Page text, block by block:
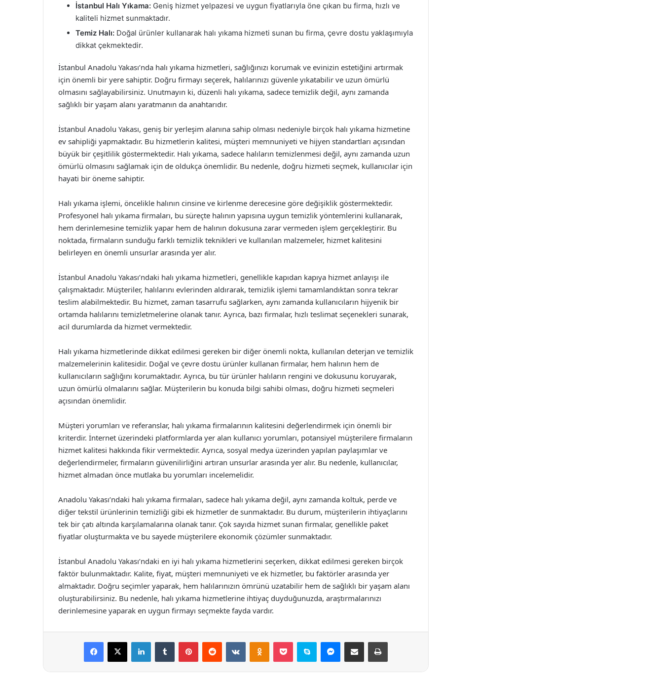
İstanbul Halı Yıkama: Geniş hizmet yelpazesi ve uygun fiyatlarıyla öne çıkan bu firma, hızlı ve
kaliteli hizmet sunmaktadır.
Temiz Halı: Doğal ürünler kullanarak halı yıkama hizmeti sunan bu firma, çevre dostu yaklaşımıyla
dikkat çekmektedir.
İstanbul Anadolu Yakası’nda halı yıkama hizmetleri, sağlığınızı korumak ve evinizin estetiğini artırmak
için önemli bir yere sahiptir. Doğru firmayı seçerek, halılarınızı güvenle yıkatabilir ve uzun ömürlü
olmasını sağlayabilirsiniz. Unutmayın ki, düzenli halı yıkama, sadece temizlik değil, aynı zamanda
sağlıklı bir yaşam alanı yaratmanın da anahtarıdır.
İstanbul Anadolu Yakası, geniş bir yerleşim alanına sahip olması nedeniyle birçok halı yıkama hizmetine
ev sahipliği yapmaktadır. Bu hizmetlerin kalitesi, müşteri memnuniyeti ve hijyen standartları açısından
büyük bir çeşitlilik göstermektedir. Halı yıkama, sadece halıların temizlenmesi değil, aynı zamanda uzun
ömürlü olmasını sağlamak için de oldukça önemlidir. Bu nedenle, doğru hizmeti seçmek, kullanıcılar için
hayati bir öneme sahiptir.
Halı yıkama işlemi, öncelikle halının cinsine ve kirlenme derecesine göre değişiklik göstermektedir.
Profesyonel halı yıkama firmaları, bu süreçte halının yapısına uygun temizlik yöntemlerini kullanarak,
hem derinlemesine temizlik yapar hem de halının dokusuna zarar vermeden işlem gerçekleştirir. Bu
noktada, firmaların sunduğu farklı temizlik teknikleri ve kullanılan malzemeler, hizmet kalitesini
belirleyen en önemli unsurlar arasında yer alır.
İstanbul Anadolu Yakası’ndaki halı yıkama hizmetleri, genellikle kapıdan kapıya hizmet anlayışı ile
çalışmaktadır. Müşteriler, halılarını evlerinden aldırarak, temizlik işlemi tamamlandıktan sonra tekrar
teslim alabilmektedir. Bu hizmet, zaman tasarrufu sağlarken, aynı zamanda kullanıcıların hijyenik bir
ortamda halılarını temizletmelerine olanak tanır. Ayrıca, bazı firmalar, hızlı teslimat seçenekleri sunarak,
acil durumlarda da hizmet vermektedir.
Halı yıkama hizmetlerinde dikkat edilmesi gereken bir diğer önemli nokta, kullanılan deterjan ve temizlik
malzemelerinin kalitesidir. Doğal ve çevre dostu ürünler kullanan firmalar, hem halının hem de
kullanıcıların sağlığını korumaktadır. Ayrıca, bu tür ürünler halıların rengini ve dokusunu koruyarak,
uzun ömürlü olmalarını sağlar. Müşterilerin bu konuda bilgi sahibi olması, doğru hizmeti seçmeleri
açısından önemlidir.
Müşteri yorumları ve referanslar, halı yıkama firmalarının kalitesini değerlendirmek için önemli bir
kriterdir. İnternet üzerindeki platformlarda yer alan kullanıcı yorumları, potansiyel müşterilere firmaların
hizmet kalitesi hakkında fikir vermektedir. Ayrıca, sosyal medya üzerinden yapılan paylaşımlar ve
değerlendirmeler, firmaların güvenilirliğini artıran unsurlar arasında yer alır. Bu nedenle, kullanıcılar,
hizmet almadan önce mutlaka bu yorumları incelemelidir.
Anadolu Yakası’ndaki halı yıkama firmaları, sadece halı yıkama değil, aynı zamanda koltuk, perde ve
diğer tekstil ürünlerinin temizliği gibi ek hizmetler de sunmaktadır. Bu durum, müşterilerin ihtiyaçlarını
tek bir çatı altında karşılamalarına olanak tanır. Çok sayıda hizmet sunan firmalar, genellikle paket
fiyatlar oluşturmakta ve bu sayede müşterilere ekonomik çözümler sunmaktadır.
İstanbul Anadolu Yakası’ndaki en iyi halı yıkama hizmetlerini seçerken, dikkat edilmesi gereken birçok
faktör bulunmaktadır. Kalite, fiyat, müşteri memnuniyeti ve ek hizmetler, bu faktörler arasında yer
almaktadır. Doğru seçimler yaparak, hem halılarınızın ömrünü uzatabilir hem de sağlıklı bir yaşam alanı
oluşturabilirsiniz. Bu nedenle, halı yıkama hizmetlerine ihtiyaç duyduğunuzda, araştırmalarınızı
derinlemesine yaparak en uygun firmayı seçmekte fayda vardır.
Facebook
X LinkedInTumblr PinterestReddit VKontakteOdnoklassniki
Pocket Skype Messenger
E-Posta ile paylaş Yazdır